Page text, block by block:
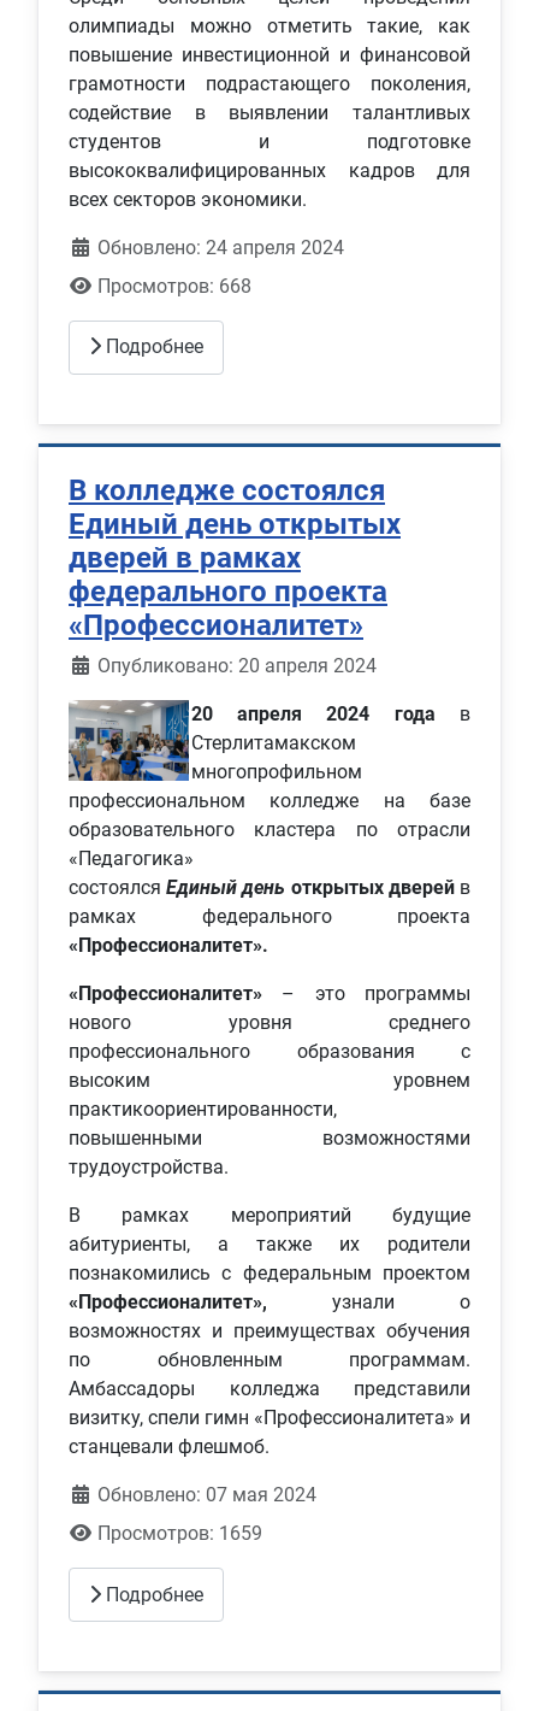
олимпиады можно отметить такие, как
повышение инвестиционной и финансовой
грамотности подрастающего поколения,
содействие в выявлении талантливых
студентов и подготовке
высококвалифицированных кадров для
всех секторов экономики.
Обновлено: 24 апреля 2024
Просмотров: 668
Подробнее
В колледже состоялся
Единый день открытых
дверей в рамках
федерального проекта
«Профессионалитет»
Информация о материале
Опубликовано: 20 апреля 2024
20 апреля 2024 года в
Стерлитамакском
многопрофильном
профессиональном колледже на базе
образовательного кластера по отрасли
«Педагогика»
состоялсяЕдиный день открытых дверейв
рамках федерального проекта
«Профессионалитет».
«Профессионалитет» – это программы
нового уровня среднего
профессионального образования с
высоким уровнем
практикоориентированности,
повышенными возможностями
трудоустройства.
В рамках мероприятий будущие
абитуриенты, а также их родители
познакомились с федеральным проектом
«Профессионалитет», узнали о
возможностях и преимуществах обучения
по обновленным программам.
Амбассадоры колледжа представили
визитку, спели гимн «Профессионалитета» и
станцевали флешмоб.
Обновлено: 07 мая 2024
Просмотров: 1659
Подробнее